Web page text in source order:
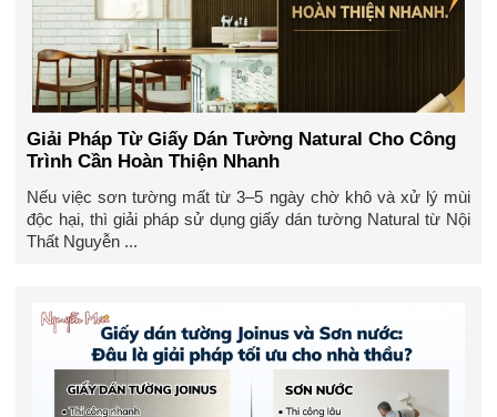
Giải Pháp Từ Giấy Dán Tường Natural Cho Công
Trình Cần Hoàn Thiện Nhanh
Nếu việc sơn tường mất từ 3–5 ngày chờ khô và xử lý mùi
độc hại, thì giải pháp sử dụng giấy dán tường Natural từ Nội
Thất Nguyễn ...